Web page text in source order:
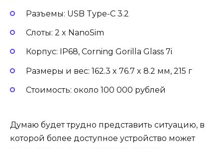
Разъемы: USB Type-C 3.2
Слоты: 2 x NanoSim
Корпус: IP68, Corning Gorilla Glass 7i
Размеры и вес: 162.3 x 76.7 x 8.2 мм, 215 г
Стоимость: около 100 000 рублей
Думаю будет трудно представить ситуацию, в
которой более доступное устройство может